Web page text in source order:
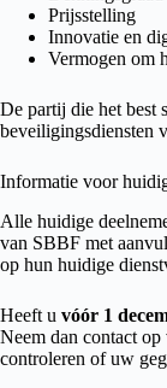
Prijsstelling
Innovatie en
Vermogen om
De partij die het best
beveiligingsdiensten
Informatie voor
Alle huidige
van SBBF met
op hun huidige
Heeft u vóór 1
Neem dan contact op
controleren of uw